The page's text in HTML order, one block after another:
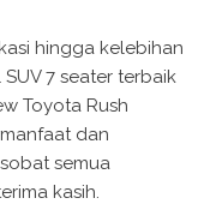
hingga kelebihan
7 seater terbaik
Toyota Rush
dan
semua
kasih.